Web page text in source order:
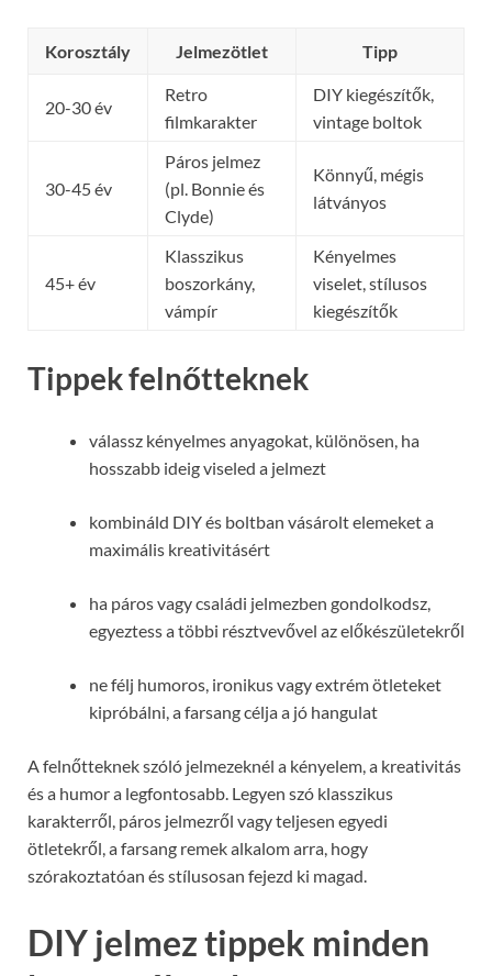
Korosztály Jelmezötlet Tipp
20-30 év
Retro
filmkarakter
DIY kiegészítők,
vintage boltok
30-45 év
Páros jelmez
(pl. Bonnie és
Clyde)
Könnyű, mégis
látványos
45+ év
Klasszikus
boszorkány,
vámpír
Kényelmes
viselet, stílusos
kiegészítők
Tippek felnőtteknek
válassz kényelmes anyagokat, különösen, ha
hosszabb ideig viseled a jelmezt
kombináld DIY és boltban vásárolt elemeket a
maximális kreativitásért
ha páros vagy családi jelmezben gondolkodsz,
egyeztess a többi résztvevővel az előkészületekről
ne félj humoros, ironikus vagy extrém ötleteket
kipróbálni, a farsang célja a jó hangulat
A felnőtteknek szóló jelmezeknél a kényelem, a kreativitás
és a humor a legfontosabb. Legyen szó klasszikus
karakterről, páros jelmezről vagy teljesen egyedi
ötletekről, a farsang remek alkalom arra, hogy
szórakoztatóan és stílusosan fejezd ki magad.
DIY jelmez tippek minden